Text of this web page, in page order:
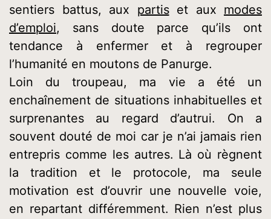
sentiers battus, aux partiset aux modes
d’emploi, sans doute parce qu’ils ont
tendance à enfermer et à regrouper
l’humanité en moutons de Panurge.
Loin du troupeau, ma vie a été un
enchaînement de situations inhabituelles et
surprenantes au regard d’autrui. On a
souvent douté de moi car je n’ai jamais rien
entrepris comme les autres. Là où règnent
la tradition et le protocole, ma seule
motivation est d’ouvrir une nouvelle voie,
en repartant différemment. Rien n’est plus